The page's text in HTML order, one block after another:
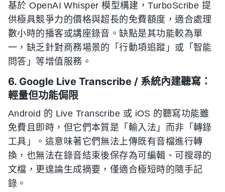
基於 OpenAI Whisper 模型構建，TurboScribe 提
供極具競爭力的價格與超長的免費額度，適合處理
數小時的播客或講座錄音。缺點是其功能較為單
一，缺乏針對商務場景的「行動項追蹤」或「智能
問答」等增值服務。
6. Google Live Transcribe / 系統內建聽寫：
輕量但功能侷限
Android 的 Live Transcribe 或 iOS 的聽寫功能雖
免費且即時，但它們本質是「輸入法」而非「轉錄
工具」。這意味著它們無法上傳既有音檔進行轉
換，也無法在錄音結束後保存為可編輯、可搜尋的
文檔，更遑論生成摘要，僅適合極短時的隨手記
錄。